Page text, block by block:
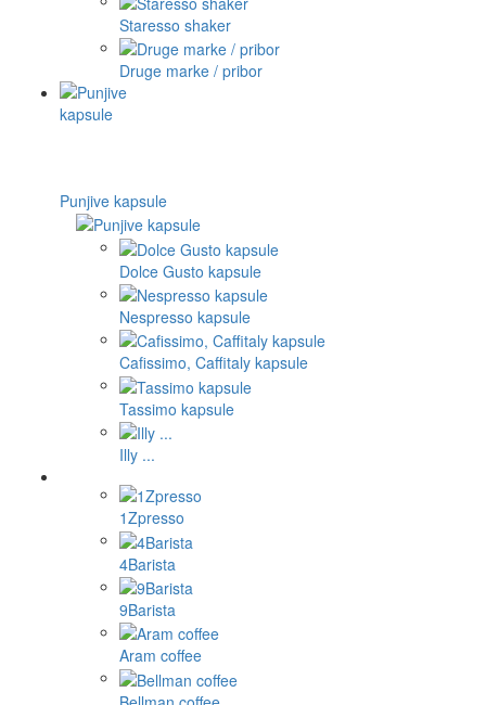
Staresso shaker
Druge marke / pribor
Punjive kapsule
Dolce Gusto kapsule
Nespresso kapsule
Cafissimo, Caffitaly kapsule
Tassimo kapsule
Illy ...
1Zpresso
4Barista
9Barista
Aram coffee